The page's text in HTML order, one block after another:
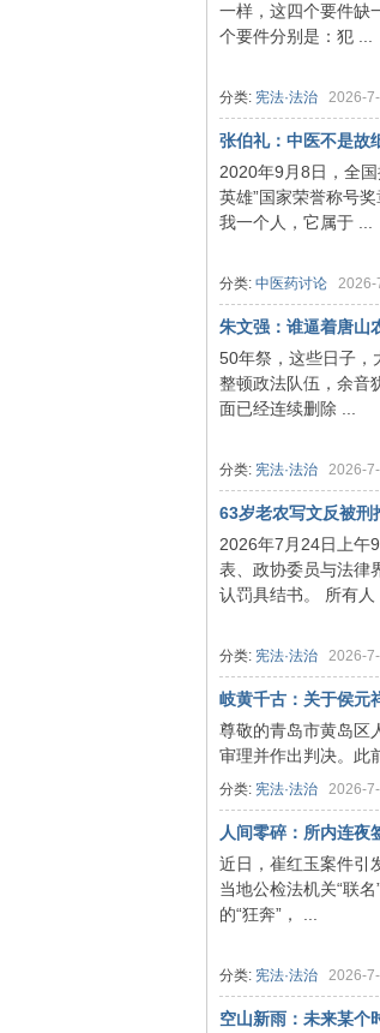
一样，这四个要件缺
个要件分别是：犯 ...
分类: 宪法·法治 2026-
张伯礼：中医不是故
2020年9月8日，全
英雄”国家荣誉称号
我一个人，它属于 ...
分类: 中医药讨论 2026-
朱文强：谁逼着唐山
50年祭，这些日子，
整顿政法队伍，余音
面已经连续删除 ...
分类: 宪法·法治 2026-
63岁老农写文反被刑
2026年7月24日上午
表、政协委员与法律
认罚具结书。 所有人
分类: 宪法·法治 2026-
岐黄千古：关于侯元
尊敬的青岛市黄岛区
审理并作出判决。此
分类: 宪法·法治 2026-
人间零碎：所内连夜
近日，崔红玉案件引
当地公检法机关“联
的“狂奔”， ...
分类: 宪法·法治 2026-
空山新雨：未来某个